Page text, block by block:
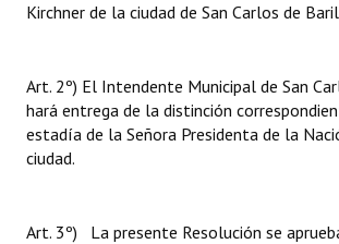
Kirchner de la ciudad de San Carlos de
Art. 2º) El Intendente Municipal de San
hará entrega de la distinción
estadía de la Señora Presidenta de la
ciudad.
Art. 3º) La presente Resolución se